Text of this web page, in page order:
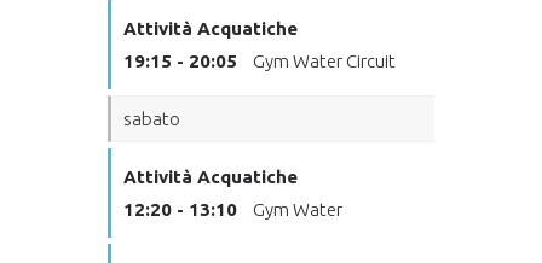
Attività Acquatiche
19:15 - 20:05
Gym Water Circuit
sabato
Attività Acquatiche
12:20 - 13:10
Gym Water